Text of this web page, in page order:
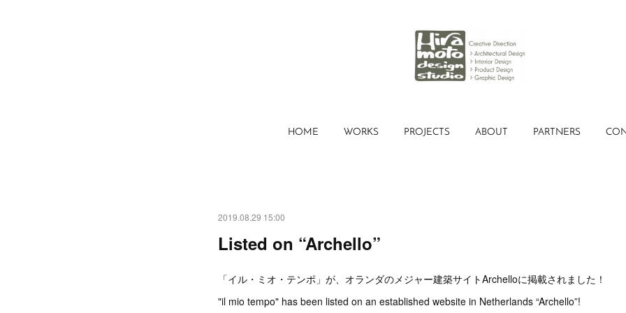
HOME WORKS PROJECTS ABOUT PARTNERS
2019.08.29 15:00
Listed on “Archello”
「イル・ミオ・テンポ」が、オランダのメジャー建築サイトArchelloに掲載されました！
"il mio tempo" has been listed on an established website in Netherlands “Archello”!